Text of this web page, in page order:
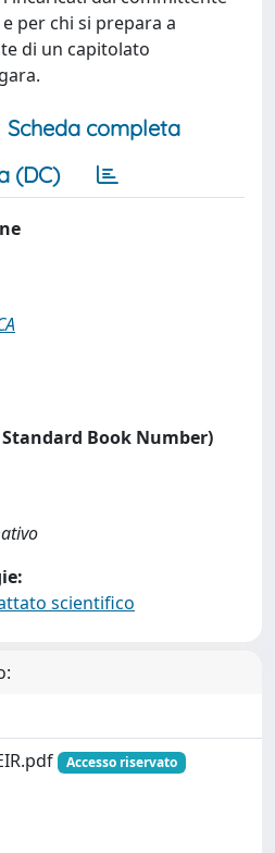
per chi si prepara a
di un capitolato
Scheda completa
(DC)
Book Number)
scientifico
Accesso riservato